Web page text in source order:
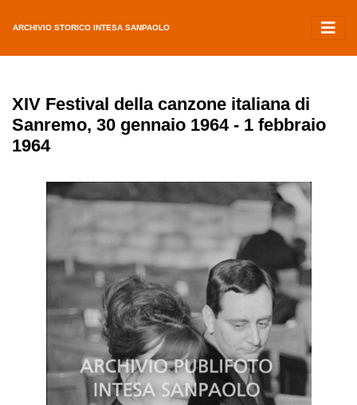
ARCHIVIO STORICO INTESA SANPAOLO
XIV Festival della canzone italiana di
Sanremo, 30 gennaio 1964 - 1 febbraio
1964